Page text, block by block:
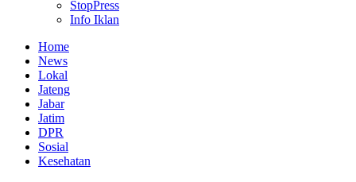
StopPress
Info Iklan
Home
News
Lokal
Jateng
Jabar
Jatim
DPR
Sosial
Kesehatan